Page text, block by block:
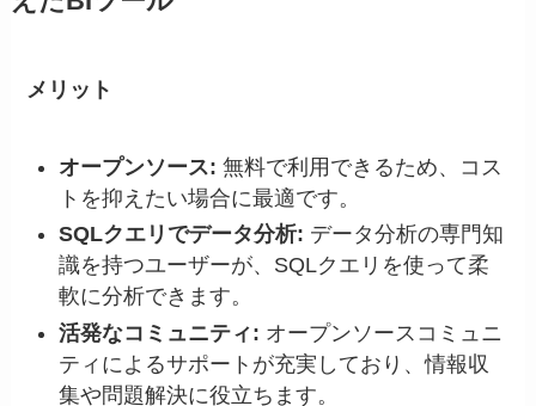
メリット
オープンソース: 無料で利用できるため、コス
トを抑えたい場合に最適です。
SQLクエリでデータ分析: データ分析の専門知
識を持つユーザーが、SQLクエリを使って柔
軟に分析できます。
活発なコミュニティ: オープンソースコミュニ
ティによるサポートが充実しており、情報収
集や問題解決に役立ちます。